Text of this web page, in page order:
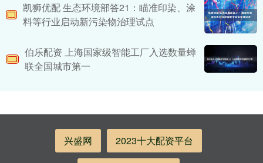
凯狮优配 生态环境部答21：瞄准印染、涂
料等行业启动新污染物治理试点
伯乐配资 上海国家级智能工厂入选数量蝉
联全国城市第一
兴盛网 2023十大配资平台